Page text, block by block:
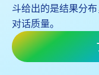
斗给出的是结果分
对话质量。